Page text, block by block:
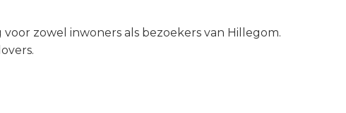
zowel inwoners als bezoekers van Hillegom.